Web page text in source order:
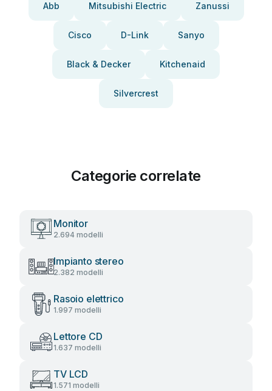
Abb Mitsubishi Electric Zanussi
Cisco D-Link Sanyo
Black & Decker Kitchenaid
Silvercrest
Categorie correlate
Monitor
2.694 modelli
Impianto stereo
2.382 modelli
Rasoio elettrico
1.997 modelli
Lettore CD
1.637 modelli
TV LCD
1.571 modelli